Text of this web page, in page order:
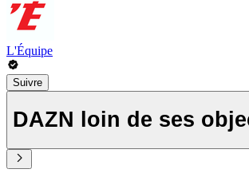
L'Équipe
Suivre
DAZN loin de ses